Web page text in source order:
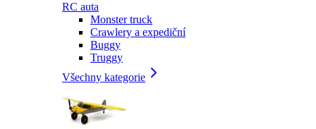
RC auta
Monster truck
Crawlery a expediční
Buggy
Truggy
Všechny kategorie